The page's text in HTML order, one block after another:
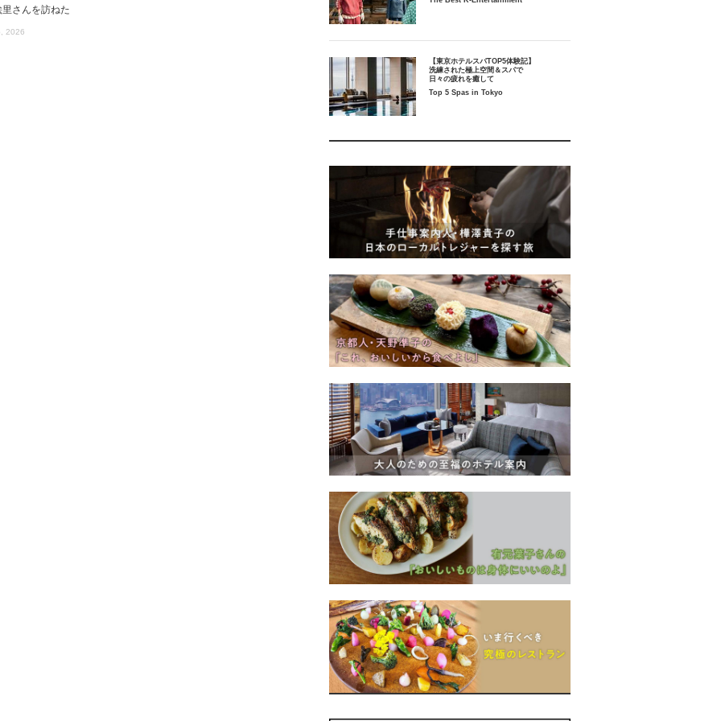
里さんを訪ねた
2026
【東京ホテルスパTOP5体験記】
洗練された極上空間＆スパで
日々の疲れを癒して
Top 5 Spas in Tokyo